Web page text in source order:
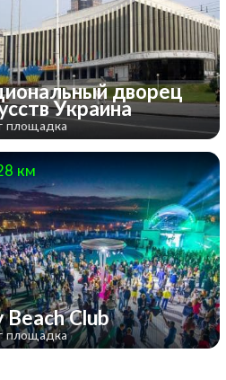
дворец
Украина
площадка
км
Beach Club
площадка